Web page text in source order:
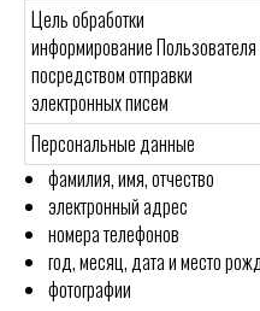
Цель обработки
информирование Пользователя
посредством отправки
электронных писем
Персональные данные
фамилия, имя, отчество
электронный адрес
номера телефонов
год, месяц, дата и место
фотографии